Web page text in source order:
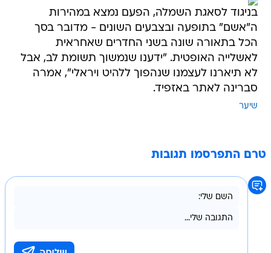
בניגוד לסאגת השמלה, הפעם נמצא במהירות
ה"אשם" בתופעה ובצבעים השונים - מדובר בסך
הכל בתאורה שונה בשני החדרים שאחראית
לאשלייה האופטית. "ידענו שנמשוך תשומת לב, אבל
לא תיארנו לעצמנו שנהפוך ללהיט ויראלי", אמרה
סברינה לאתר באזפיד.
שיער
טרם התפרסמו תגובות